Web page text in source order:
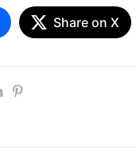
Share on X